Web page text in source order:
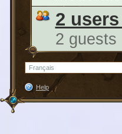
2
2 guests
Help